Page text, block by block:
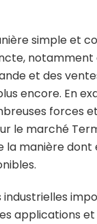
simple et
notamment
et des
encore. En
forces
le marché
manière
applications